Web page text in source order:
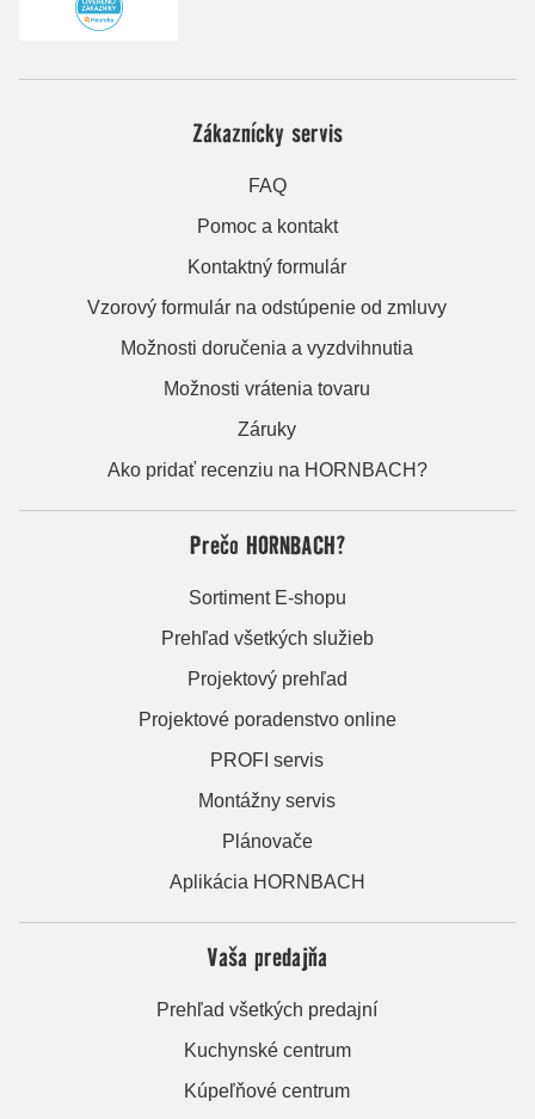
Zákaznícky servis
FAQ
Pomoc a kontakt
Kontaktný formulár
Vzorový formulár na odstúpenie od zmluvy
Možnosti doručenia a vyzdvihnutia
Možnosti vrátenia tovaru
Záruky
Ako pridať recenziu na HORNBACH?
Prečo HORNBACH?
Sortiment E-shopu
Prehľad všetkých služieb
Projektový prehľad
Projektové poradenstvo online
PROFI servis
Montážny servis
Plánovače
Aplikácia HORNBACH
Vaša predajňa
Prehľad všetkých predajní
Kuchynské centrum
Kúpeľňové centrum